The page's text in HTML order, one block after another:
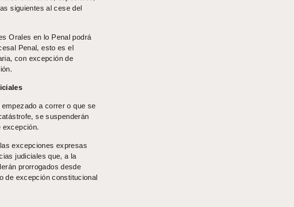
siguientes al cese del
Orales en lo Penal podrá
Penal, esto es el
con excepción de
a correr o que se
se suspenderán
excepción.
excepciones expresas
judiciales que, a la
prorrogados desde
de excepción constitucional